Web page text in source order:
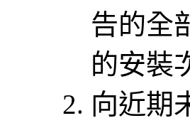
告的全
的安裝
向近期